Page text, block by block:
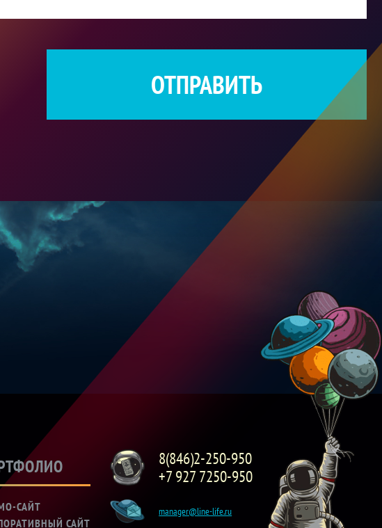
ОТПРАВИТЬ
САЙТ
САЙТ
8(846)2-250-950
+7 927 7250-950
manager@line-life.ru